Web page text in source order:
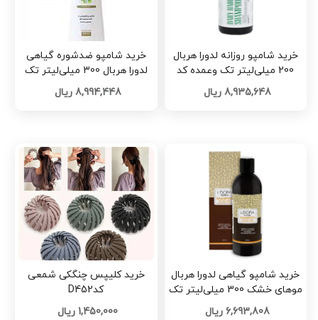
خرید شامپو روزانه لدورا هربال
200 میلی‌لیتر تک وعمده کد
M145
8,935,648 ریال
خرید شامپو ضدشوره گیاهی
لدورا هربال 300 میلی‌لیتر تک
وعمده کد B146
8,994,448 ریال
خرید شامپو گیاهی لدورا هربال
موهای خشک 300 میلی‌لیتر تک
وعمده کد m876
6,693,808 ریال
خرید کلیپس چنگکی شمعی
کدD452
1,450,000 ریال